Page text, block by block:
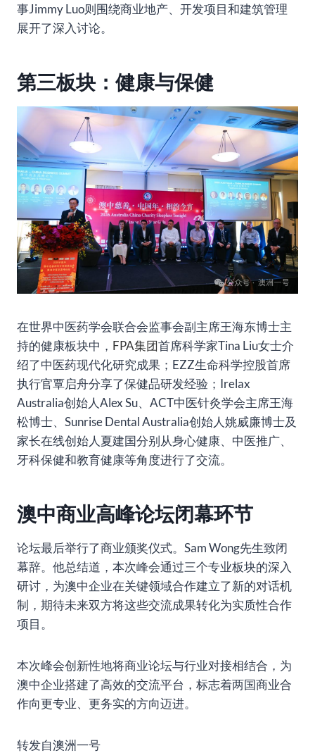
事Jimmy Luo则围绕商业地产、开发项目和建筑管理
展开了深入讨论。
第三板块：健康与保健
在世界中医药学会联合会监事会副主席王海东博士主
持的健康板块中， FPA集团首席科学家Tina Liu女士介
绍了中医药现代化研究成果；EZZ生命科学控股首席
执行官覃启舟分享了保健品研发经验；Irelax
Australia创始人Alex Su、ACT中医针灸学会主席王海
松博士、Sunrise Dental Australia创始人姚威廉博士及
家长在线创始人夏建国分别从身心健康、中医推广、
牙科保健和教育健康等角度进行了交流。
澳中商业高峰论坛闭幕环节
论坛最后举行了商业颁奖仪式。Sam Wong先生致闭
幕辞。他总结道，本次峰会通过三个专业板块的深入
研讨，为澳中企业在关键领域合作建立了新的对话机
制，期待未来双方将这些交流成果转化为实质性合作
项目。
本次峰会创新性地将商业论坛与行业对接相结合，为
澳中企业搭建了高效的交流平台，标志着两国商业合
作向更专业、更务实的方向迈进。
转发自澳洲一号